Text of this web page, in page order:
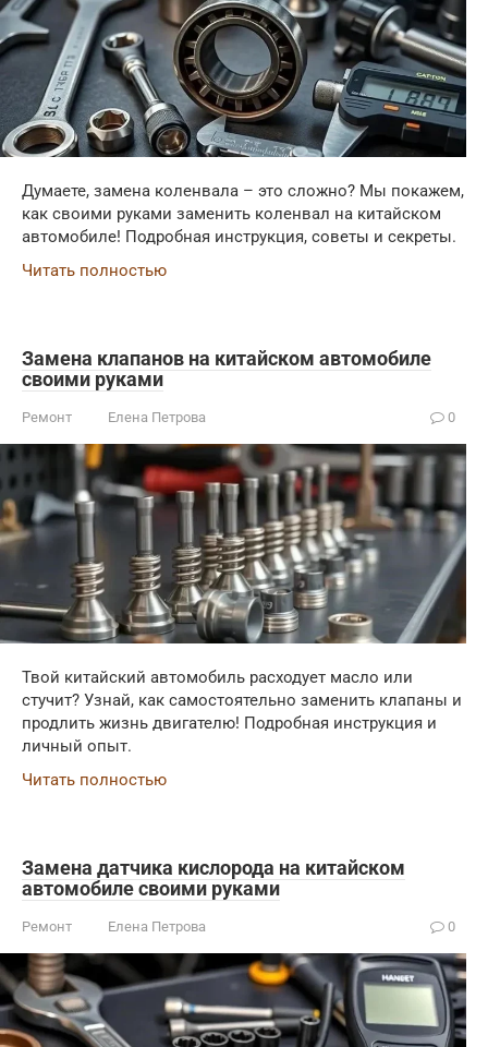
Думаете, замена коленвала – это сложно? Мы покажем,
как своими руками заменить коленвал на китайском
автомобиле! Подробная инструкция, советы и секреты.
Читать полностью
Замена клапанов на китайском автомобиле
своими руками
Ремонт Елена Петрова 0
Твой китайский автомобиль расходует масло или
стучит? Узнай, как самостоятельно заменить клапаны и
продлить жизнь двигателю! Подробная инструкция и
личный опыт.
Читать полностью
Замена датчика кислорода на китайском
автомобиле своими руками
Ремонт Елена Петрова 0